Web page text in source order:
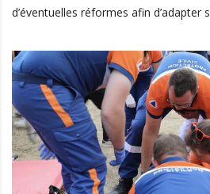
d’éventuelles réformes afin d’adapter